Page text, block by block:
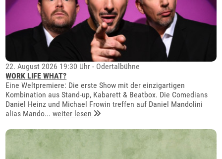
22. August 2026 19:30 Uhr - Odertalbühne
WORK LIFE WHAT?
Eine Weltpremiere: Die erste Show mit der einzigartigen
Kombination aus Stand-up, Kabarett & Beatbox. Die Comedians
Daniel Heinz und Michael Frowin treffen auf Daniel Mandolini
alias Mando...weiter lesen